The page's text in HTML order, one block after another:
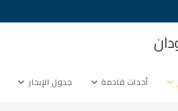
أحداث قادمة جدول الإبحار